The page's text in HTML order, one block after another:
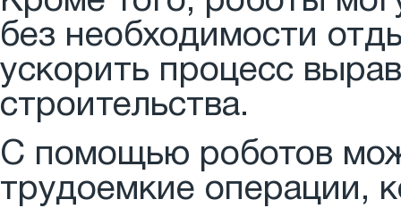
без необходимости
ускорить процесс
строительства.
С помощью роботов
трудоемкие операции,